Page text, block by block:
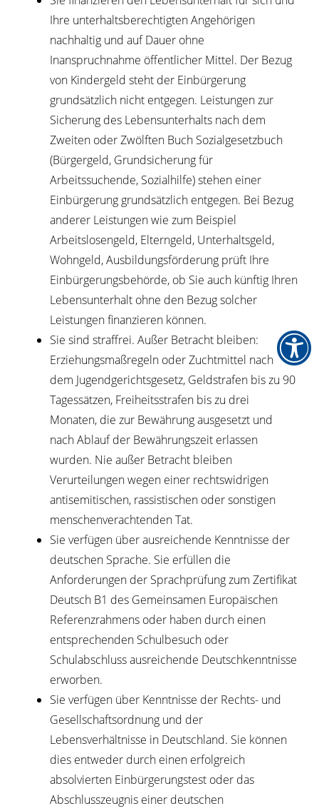
Ihre unterhaltsberechtigten Angehörigen
nachhaltig und auf Dauer ohne
Inanspruchnahme öffentlicher Mittel. Der Bezug
von Kindergeld steht der Einbürgerung
grundsätzlich nicht entgegen. Leistungen zur
Sicherung des Lebensunterhalts nach dem
Zweiten oder Zwölften Buch Sozialgesetzbuch
(Bürgergeld, Grundsicherung für
Arbeitssuchende, Sozialhilfe) stehen einer
Einbürgerung grundsätzlich entgegen. Bei Bezug
anderer Leistungen wie zum Beispiel
Arbeitslosengeld, Elterngeld, Unterhaltsgeld,
Wohngeld, Ausbildungsförderung prüft Ihre
Einbürgerungsbehörde, ob Sie auch künftig Ihren
Lebensunterhalt ohne den Bezug solcher
Leistungen finanzieren können.
Sie sind straffrei. Außer Betracht bleiben:
Erziehungsmaßregeln oder Zuchtmittel nach
dem Jugendgerichtsgesetz, Geldstrafen bis zu 90
Tagessätzen, Freiheitsstrafen bis zu drei
Monaten, die zur Bewährung ausgesetzt und
nach Ablauf der Bewährungszeit erlassen
wurden. Nie außer Betracht bleiben
Verurteilungen wegen einer rechtswidrigen
antisemitischen, rassistischen oder sonstigen
menschenverachtenden Tat.
Sie verfügen über ausreichende Kenntnisse der
deutschen Sprache. Sie erfüllen die
Anforderungen der Sprachprüfung zum Zertifikat
Deutsch B1 des Gemeinsamen Europäischen
Referenzrahmens oder haben durch einen
entsprechenden Schulbesuch oder
Schulabschluss ausreichende Deutschkenntnisse
erworben.
Sie verfügen über Kenntnisse der Rechts- und
Gesellschaftsordnung und der
Lebensverhältnisse in Deutschland. Sie können
dies entweder durch einen erfolgreich
absolvierten Einbürgerungstest oder das
Abschlusszeugnis einer deutschen